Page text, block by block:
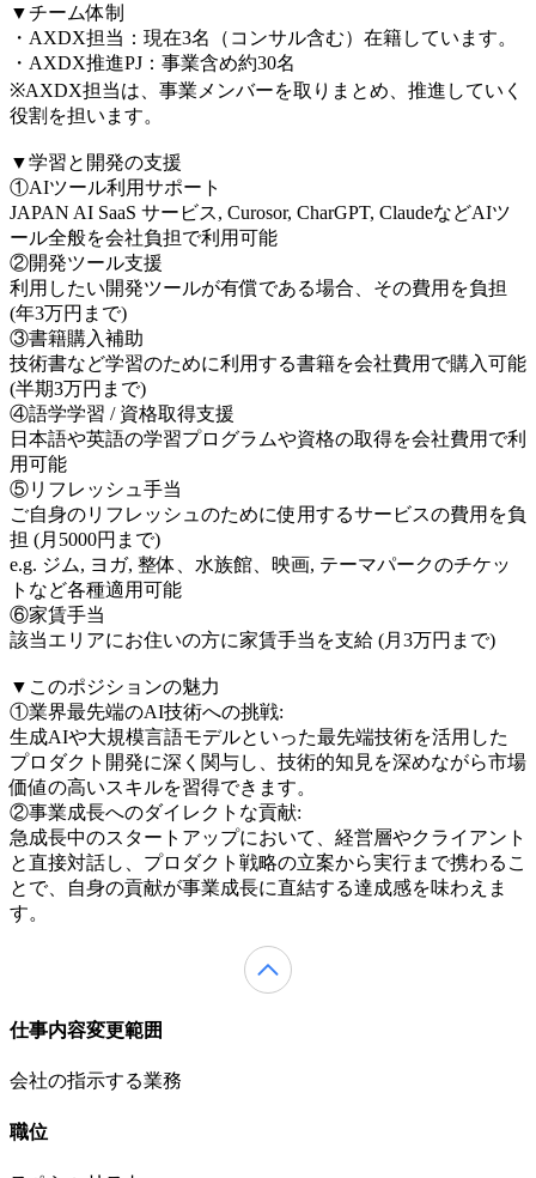
▼チーム体制
・AXDX担当：現在3名（コンサル含む）在籍しています。
・AXDX推進PJ：事業含め約30名
※AXDX担当は、事業メンバーを取りまとめ、推進していく
役割を担います。
▼学習と開発の支援
①AIツール利用サポート
JAPAN AI SaaS サービス, Curosor, CharGPT, ClaudeなどAIツ
ール全般を会社負担で利用可能
②開発ツール支援
利用したい開発ツールが有償である場合、その費用を負担
(年3万円まで)
③書籍購入補助
技術書など学習のために利用する書籍を会社費用で購入可能
(半期3万円まで)
④語学学習 / 資格取得支援
日本語や英語の学習プログラムや資格の取得を会社費用で利
用可能
⑤リフレッシュ手当
ご自身のリフレッシュのために使用するサービスの費用を負
担 (月5000円まで)
e.g. ジム, ヨガ, 整体、水族館、映画, テーマパークのチケッ
トなど各種適用可能
⑥家賃手当
該当エリアにお住いの方に家賃手当を支給 (月3万円まで)
▼このポジションの魅力
①業界最先端のAI技術への挑戦:
生成AIや大規模言語モデルといった最先端技術を活用した
プロダクト開発に深く関与し、技術的知見を深めながら市場
価値の高いスキルを習得できます。
②事業成長へのダイレクトな貢献:
急成長中のスタートアップにおいて、経営層やクライアント
と直接対話し、プロダクト戦略の立案から実行まで携わるこ
とで、自身の貢献が事業成長に直結する達成感を味わえま
す。
仕事内容変更範囲
会社の指示する業務
職位